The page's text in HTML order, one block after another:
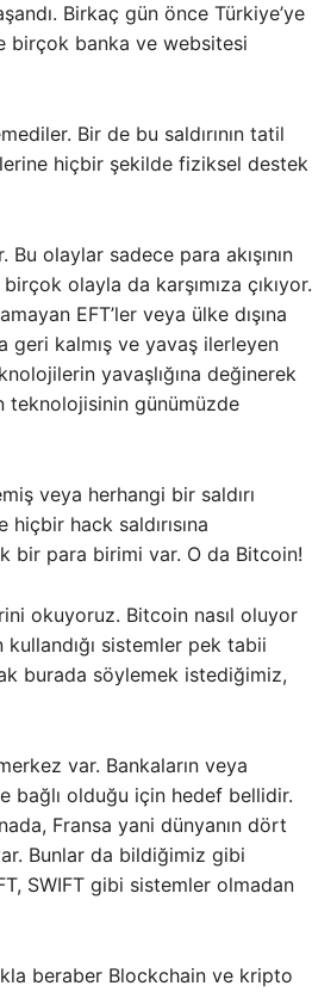
Birkaç gün önce Türkiye’ye
birçok banka ve websitesi
Bir de bu saldırının tatil
hiçbir şekilde fiziksel destek
olaylar sadece para akışının
olayla da karşımıza çıkıyor.
EFT’ler veya ülke dışına
geri kalmış ve yavaş ilerleyen
yavaşlığına değinerek
teknolojisinin günümüzde
veya herhangi bir saldırı
hack saldırısına
bir para birimi var. O da Bitcoin!
okuyoruz. Bitcoin nasıl oluyor
sistemler pek tabii
burada söylemek istediğimiz,
var. Bankaların veya
bağlı olduğu için hedef bellidir.
Fransa yani dünyanın dört
Bunlar da bildiğimiz gibi
SWIFT gibi sistemler olmadan
beraber Blockchain ve kripto